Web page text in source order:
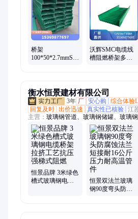
桥架
100*50*2.7mmSMC
沃辉SMC电缆线
槽阻燃桥架多种
衡水恒景建材有限公司
3年 厂 安心购 综合体验
回复及时 出价迅速 真实性已核验 江
主营： 玻璃钢管道、玻璃钢储罐、玻璃
管、玻璃钢电缆桥架、玻璃钢拉挤圆管
钢平盖板、玻璃钢拱形盖板、光伏走道
钢风管、玻璃钢法兰、玻璃钢弯头、玻
形件、玻璃钢洗涤塔、玻璃钢围栏、玻
盖板、玻璃钢平板、玻璃钢除臭风管、
恒景品牌 3米绿色
槽式玻璃钢电缆
恒景双法兰玻璃
钢90度弯头防腐